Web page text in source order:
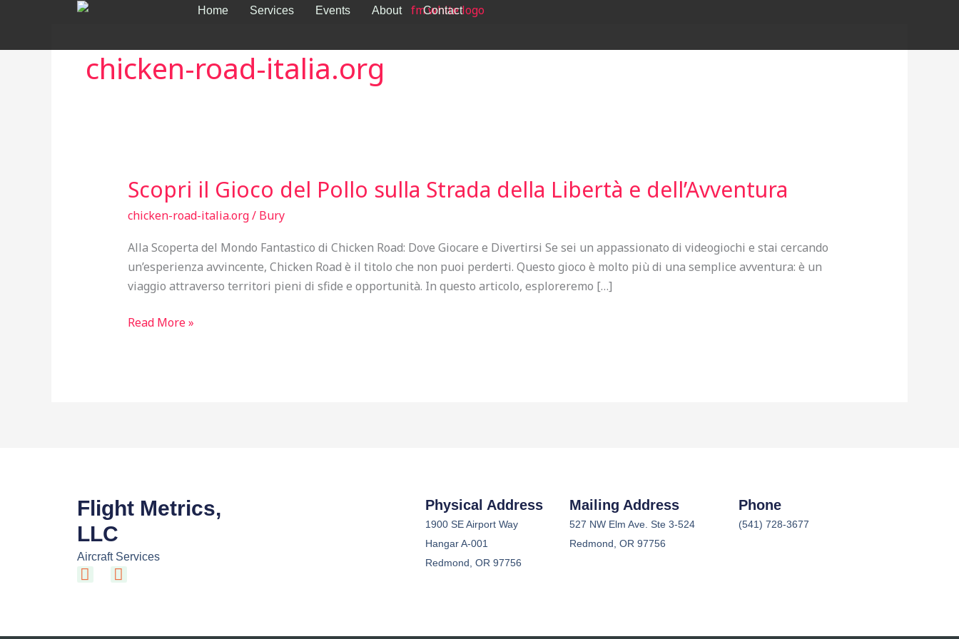
content
Home Services Events About Contact
chicken-road-italia.org
Scopri il Gioco del Pollo sulla Strada della Libertà e dell’Avventura
chicken-road-italia.org/ Bury
Alla Scoperta del Mondo Fantastico di Chicken Road: Dove Giocare e Divertirsi Se sei un appassionato di videogiochi e stai cercando
un’esperienza avvincente, Chicken Road è il titolo che non puoi perderti. Questo gioco è molto più di una semplice avventura: è un
viaggio attraverso territori pieni di sfide e opportunità. In questo articolo, esploreremo […]
Scopri
Gioco
del
Pollo
sulla
della
Read More »
Flight Metrics,
LLC
Aircraft Services
F I
Physical Address
1900 SE Airport Way
Hangar A-001
Redmond, OR 97756
Mailing Address
527 NW Elm Ave. Ste 3-524
Redmond, OR 97756
Phone
(541) 728-3677